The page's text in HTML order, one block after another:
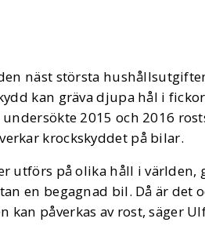
näst största
kan gräva djupa hål i
2015 och 2016
krockskyddet på bilar.
utförs på olika håll i världen,
en begagnad bil. Då är det
kan påverkas av rost, säger